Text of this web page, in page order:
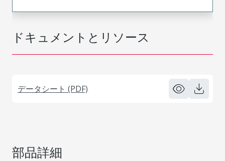
ドキュメントとリソース
データシート (PDF)
部品詳細